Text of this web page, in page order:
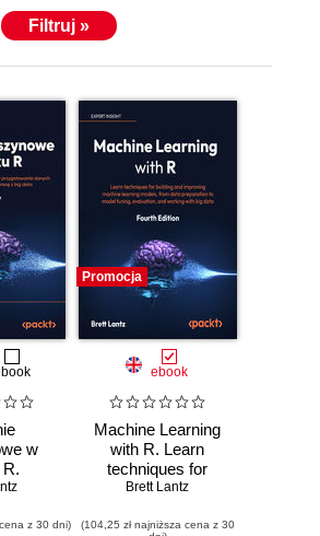
Filtruj »
w
i
od z 30 dni)
Promocja
ebook
Machine Learning
with R. Learn
techniques for
building and
learning models,
Brett Lantz
(104,25 zł najniższa cena z 30